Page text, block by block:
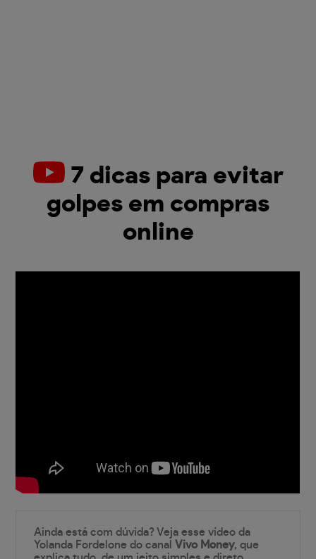
7 dicas para evitar
golpes em compras
online
Ainda está com dúvida? Veja esse vídeo da
Yolanda Fordelone do canal Vivo Money, que